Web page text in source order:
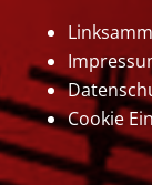
Cookie